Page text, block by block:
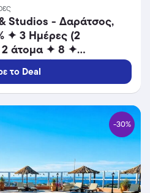
Studios - Δαράτσος,
✦ 3 Ημέρες (2
2 άτομα ✦ 8 ✦
2026 ✦ Επιπλέον 1
και ΕΠΙΠΛΕΟΝ έως
το Deal
-30%